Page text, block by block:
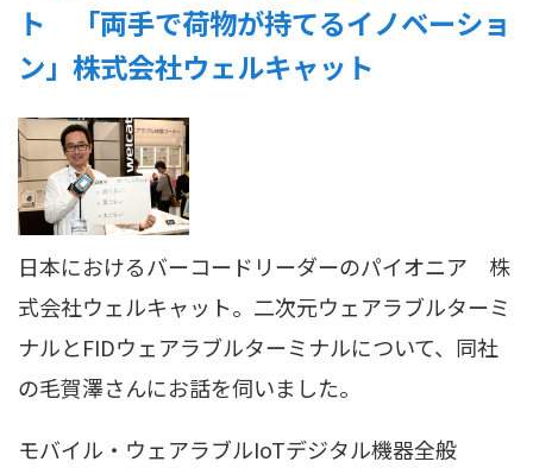
ト 「両手で荷物が持てるイノベーショ
ン」株式会社ウェルキャット
日本におけるバーコードリーダーのパイオニア 株
式会社ウェルキャット。二次元ウェアラブルターミ
ナルとFIDウェアラブルターミナルについて、同社
の毛賀澤さんにお話を伺いました。
モバイル・ウェアラブルIoTデジタル機器全般